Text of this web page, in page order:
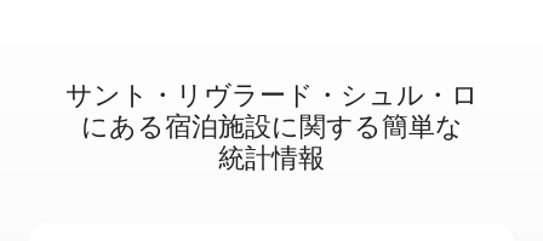
サント・リヴラード・シュル・ロ
に⁠あ⁠る宿⁠泊⁠施⁠設⁠に関⁠す⁠る簡⁠単⁠な
統⁠計⁠情⁠報